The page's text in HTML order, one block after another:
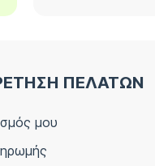
ΠΕΛΑΤΩΝ
μου